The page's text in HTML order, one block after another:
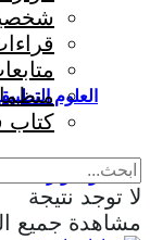
العلوم
والمؤثرات
كتاب
لا توجد نتيجة
مشاهدة جميع